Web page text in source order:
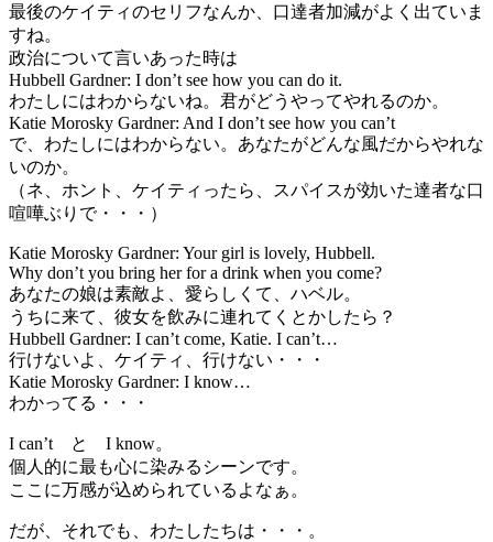
最後のケイティのセリフなんか、口達者加減がよく出ていま
すね。
政治について言いあった時は
Hubbell Gardner: I don’t see how you can do it.
わたしにはわからないね。君がどうやってやれるのか。
Katie Morosky Gardner: And I don’t see how you can’t
で、わたしにはわからない。あなたがどんな風だからやれな
いのか。
（ネ、ホント、ケイティったら、スパイスが効いた達者な口
喧嘩ぶりで・・・）
Katie Morosky Gardner: Your girl is lovely, Hubbell.
Why don’t you bring her for a drink when you come?
あなたの娘は素敵よ、愛らしくて、ハベル。
うちに来て、彼女を飲みに連れてくとかしたら？
Hubbell Gardner: I can’t come, Katie. I can’t…
行けないよ、ケイティ、行けない・・・
Katie Morosky Gardner: I know…
わかってる・・・
I can’t と I know。
個人的に最も心に染みるシーンです。
ここに万感が込められているよなぁ。
だが、それでも、わたしたちは・・・。